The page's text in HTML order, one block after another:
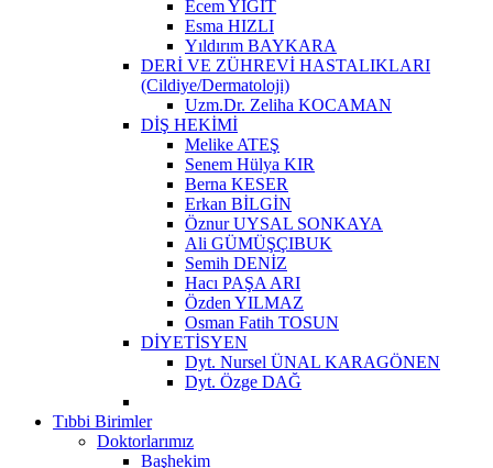
Ecem YİĞİT
Esma HIZLI
Yıldırım BAYKARA
DERİ VE ZÜHREVİ HASTALIKLARI
(Cildiye/Dermatoloji)
Uzm.Dr. Zeliha KOCAMAN
DİŞ HEKİMİ
Melike ATEŞ
Senem Hülya KIR
Berna KESER
Erkan BİLGİN
Öznur UYSAL SONKAYA
Ali GÜMÜŞÇIBUK
Semih DENİZ
Hacı PAŞA ARI
Özden YILMAZ
Osman Fatih TOSUN
DİYETİSYEN
Dyt. Nursel ÜNAL KARAGÖNEN
Dyt. Özge DAĞ
Tıbbi Birimler
Doktorlarımız
Başhekim